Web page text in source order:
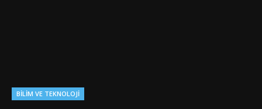
BILIM VE TEKNOLOJI